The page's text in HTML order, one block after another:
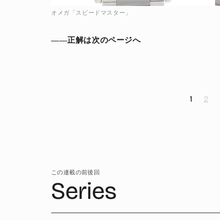
オメガ「スピードマスター」
――正解は次のページへ
1 2
この連載の前後回
Series